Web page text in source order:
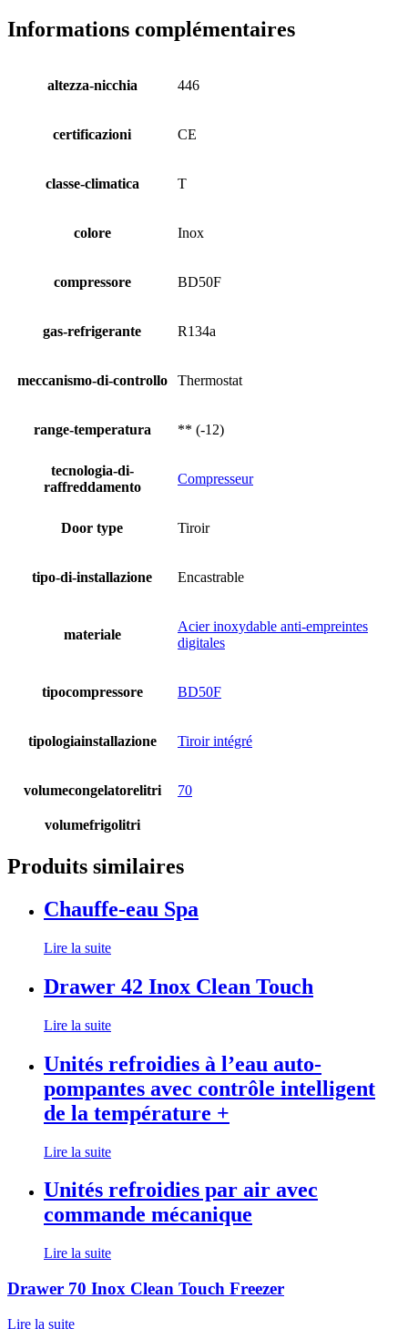
Informations complémentaires
altezza-nicchia 446
certificazioni CE
classe-climatica T
colore Inox
compressore BD50F
gas-refrigerante R134a
meccanismo-di-controllo Thermostat
range-temperatura ** (-12)
tecnologia-di-
raffreddamento
Compresseur
Door type Tiroir
tipo-di-installazione Encastrable
materiale
Acier inoxydable anti-empreintes
digitales
tipocompressore BD50F
tipologiainstallazione Tiroir intégré
volumecongelatorelitri 70
volumefrigolitri
Produits similaires
Chauffe-eau Spa
Lire la suite
Drawer 42 Inox Clean Touch
Lire la suite
Unités refroidies à l’eau auto-
pompantes avec contrôle intelligent
de la température +
Lire la suite
Unités refroidies par air avec
commande mécanique
Lire la suite
Drawer 70 Inox Clean Touch Freezer
Lire la suite